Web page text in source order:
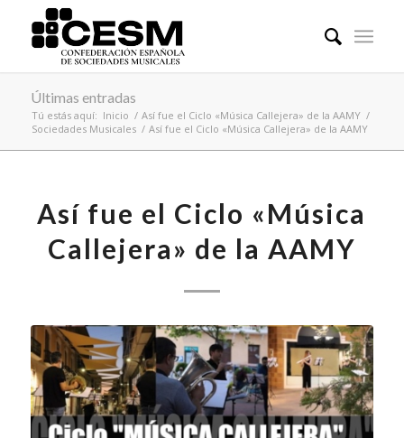
Últimas entradas
Tú estás aquí: Inicio / Así fue el Ciclo «Música Callejera» de la AAMY /
Sociedades Musicales / Así fue el Ciclo «Música Callejera» de la AAMY
Así fue el Ciclo «Música
Callejera» de la AAMY